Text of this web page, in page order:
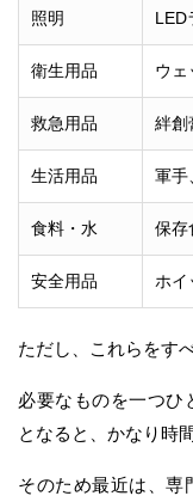
照明 LED
衛生用品 ウェ
救急用品 絆創
生活用品 軍手
食料・水 保存
安全用品 ホイ
ただし、これらをす
必要なものを一つひ
となると、かなり時
そのため最近は、専